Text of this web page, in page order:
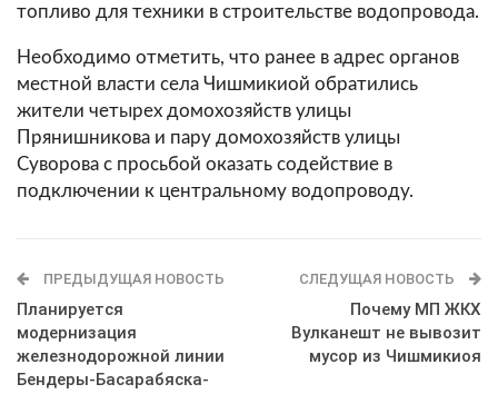
топливо для техники в строительстве водопровода.
Необходимо отметить, что ранее в адрес органов
местной власти села Чишмикиой обратились
жители четырех домохозяйств улицы
Прянишникова и пару домохозяйств улицы
Суворова с просьбой оказать содействие в
подключении к центральному водопроводу.
ПРЕДЫДУЩАЯ НОВОСТЬ
Планируется
модернизация
железнодорожной линии
Бендеры-Басарабяска-
СЛЕДУЩАЯ НОВОСТЬ
Почему МП ЖКХ
Вулканешт не вывозит
мусор из Чишмикиоя